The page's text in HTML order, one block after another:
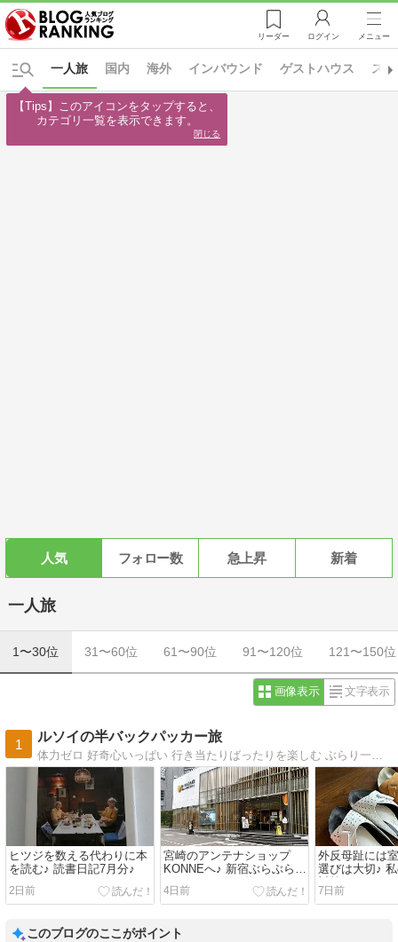
リーダー ログイン メニュー
国内 海外 インバウンド ゲストハウス ス
一人旅
人気 フォロー数 急上昇 新着
一人旅
1〜30位 31〜60位 61〜90位 91〜120位 121〜150位
画像表示 文字表示
1
ルソイの半バックパッカー旅
ヒツジを数える代わりに本
を読む♪ 読書日記7月分♪
2日前
宮崎のアンテナショップ
KONNEへ♪ 新宿ぶらぶら、
ランチして買い物して♪
4日前
外反母趾には
選びは大切♪
対策♪
7日前
このブログのここがポイント
【Tips】このアイコンをタップすると、
カテゴリ一覧を表示できます。
閉じる